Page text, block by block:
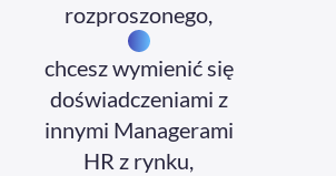
rozproszonego,
chcesz wymienić się
doświadczeniami z
innymi Managerami
HR z rynku,